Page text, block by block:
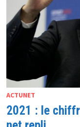
ACTUNET
2021 : le